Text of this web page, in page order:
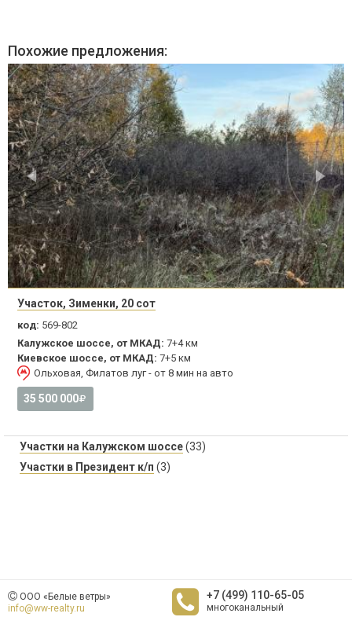
Похожие предложения:
Участок, Зименки, 20 сот
код: 569-802
Калужское шоссе, от МКАД: 7+4 км
Киевское шоссе, от МКАД: 7+5 км
Ольховая, Филатов луг - от 8 мин на авто
35 500 000
Участки на Калужском шоссе(33)
Участки в Президент к/п (3)
ООО «Белые ветры»
info@ww-realty.ru
+7 (499) 110-65-05
многоканальный